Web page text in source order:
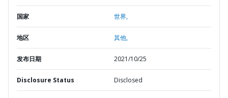
国家 世界,
地区 其他,
发布日期 2021/10/25
Disclosure Status Disclosed